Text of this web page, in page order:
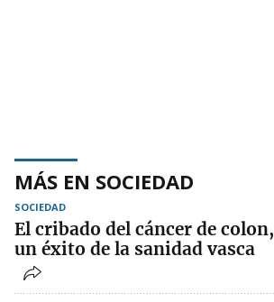
MÁS EN SOCIEDAD
SOCIEDAD
El cribado del cáncer de colon,
un éxito de la sanidad vasca